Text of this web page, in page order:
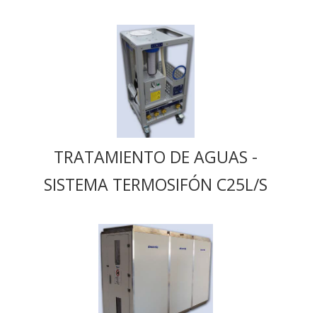
TRATAMIENTO DE AGUAS -
SISTEMA TERMOSIFÓN C25L/S